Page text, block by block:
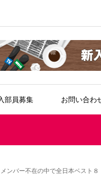
部員募集 お問い合わ
ンバー不在の中で全日本ベスト８